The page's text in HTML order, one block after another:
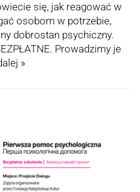
się, jak reagować w
osobom w potrzebie,
dobrostan psychiczny.
Prowadzimy je
»